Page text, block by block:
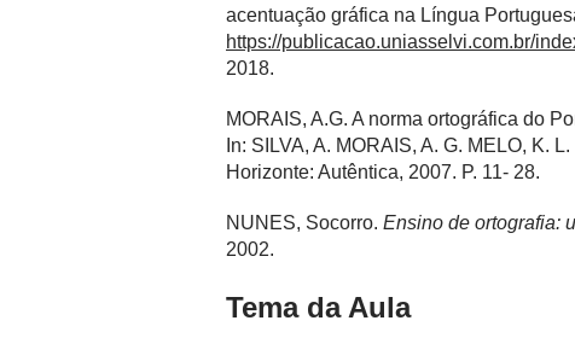
acentuação gráfica na Língua
https://publicacao.uniasselvi.com.br/
2018.
MORAIS, A.G. A norma ortográfica do
In: SILVA, A. MORAIS, A. G. MELO, K. L.
Horizonte: Autêntica, 2007. P. 11- 28.
NUNES, Socorro. Ensino de ortografia:
2002.
Tema da Aula